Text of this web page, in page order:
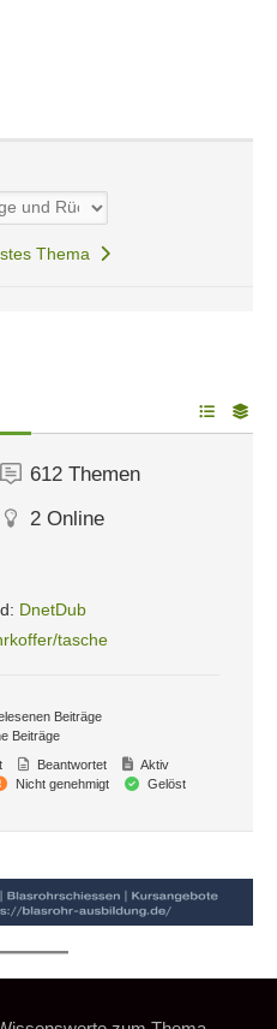
Thema
612 Themen
2 Online
DnetDub
tasche
Beiträge
Beiträge
Beantwortet
Aktiv
Nicht genehmigt
Gelöst